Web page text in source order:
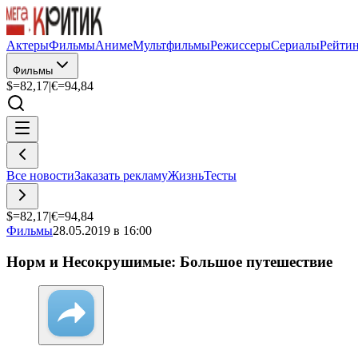
АктерыФильмыАнимеМультфильмыРежиссерыСериалы
Фильмы
$=82,17|€=94,84
Все новостиЗаказать рекламуЖизньТесты
$=82,17|€=94,84
Фильмы28.05.2019 в 16:00
Норм и Несокрушимые: Большое путешествие